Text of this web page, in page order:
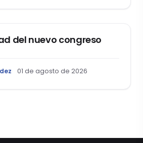
del nuevo congreso
01 de agosto de 2026